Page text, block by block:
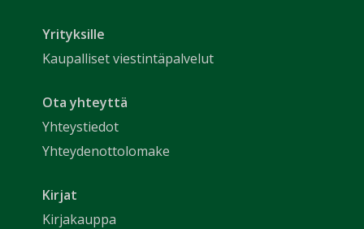
Yrityksille
Kaupalliset viestintäpalvelut
Ota yhteyttä
Yhteystiedot
Yhteydenottolomake
Kirjat
Kirjakauppa